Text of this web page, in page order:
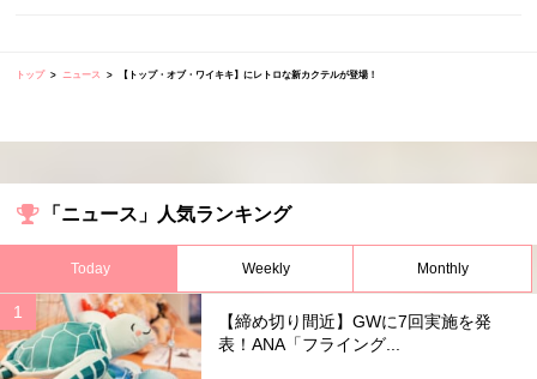
トップ ニュース 【トップ・オブ・ワイキキ】にレトロな新カクテルが登場！
「ニュース」人気ランキング
Today Weekly Monthly
【締め切り間近】GWに7回実施を発
表！ANA「フライング...